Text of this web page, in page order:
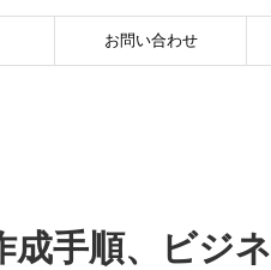
お問い合わせ
成手順、ビジネ